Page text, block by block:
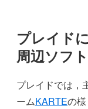
プレイド
周辺ソフ
プレイドでは，
ームKARTEの